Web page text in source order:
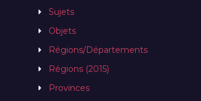
Sujets
Objets
Régions/Départements
Régions (2015)
Provinces